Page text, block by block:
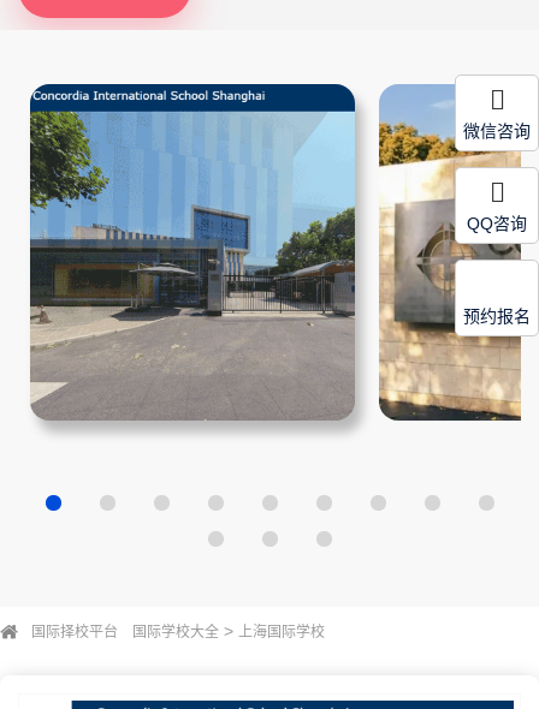
国际择校平台 国际学校大全 > 上海国际学校
微信咨询
QQ咨询
预约报名